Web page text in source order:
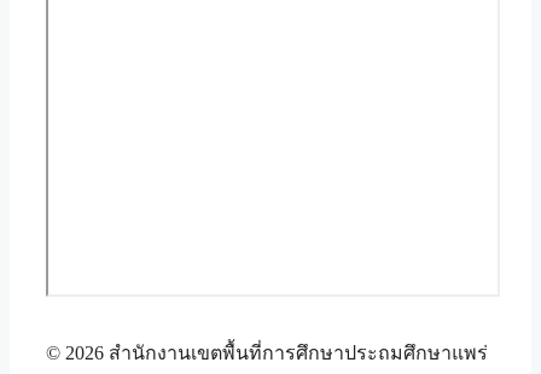
© 2026 สำนักงานเขตพื้นที่การศึกษาประถมศึกษาแพร่